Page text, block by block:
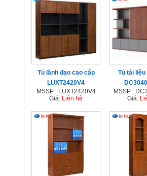
Tủ lãnh đạo cao cấp
LUXT2420V4
MSSP : LUXT2420V4
Giá: Liên hệ
Tủ tài
MSSP :
Giá: